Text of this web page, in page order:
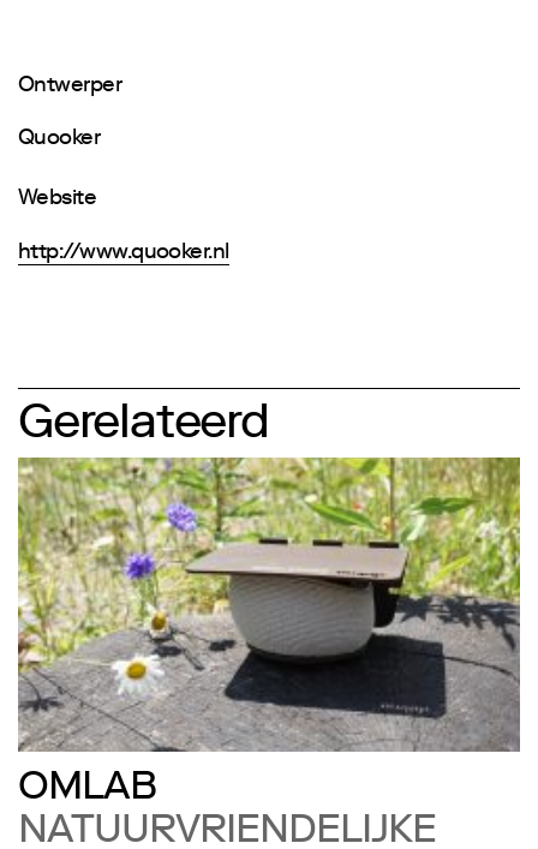
Ontwerper
Quooker
Website
http://www.quooker.nl
Gerelateerd
OMLAB
NATUURVRIENDELIJKE